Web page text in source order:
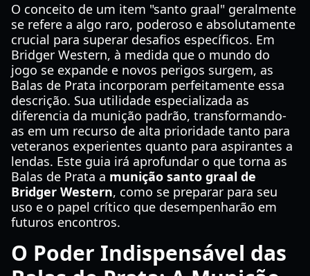
O conceito de um item "santo graal" geralmente
se refere a algo raro, poderoso e absolutamente
crucial para superar desafios específicos. Em
Bridger Western, à medida que o mundo do
jogo se expande e novos perigos surgem, as
Balas de Prata incorporam perfeitamente essa
descrição. Sua utilidade especializada as
diferencia da munição padrão, transformando-
as em um recurso de alta prioridade tanto para
veteranos experientes quanto para aspirantes a
lendas. Este guia irá aprofundar o que torna as
Balas de Prata a munição santo graal de
Bridger Western, como se preparar para seu
uso e o papel crítico que desempenharão em
futuros encontros.
O Poder Indispensável das